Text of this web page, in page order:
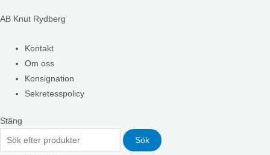
AB Knut Rydberg
Kontakt
Om oss
Konsignation
Sekretesspolicy
Stäng
Sök